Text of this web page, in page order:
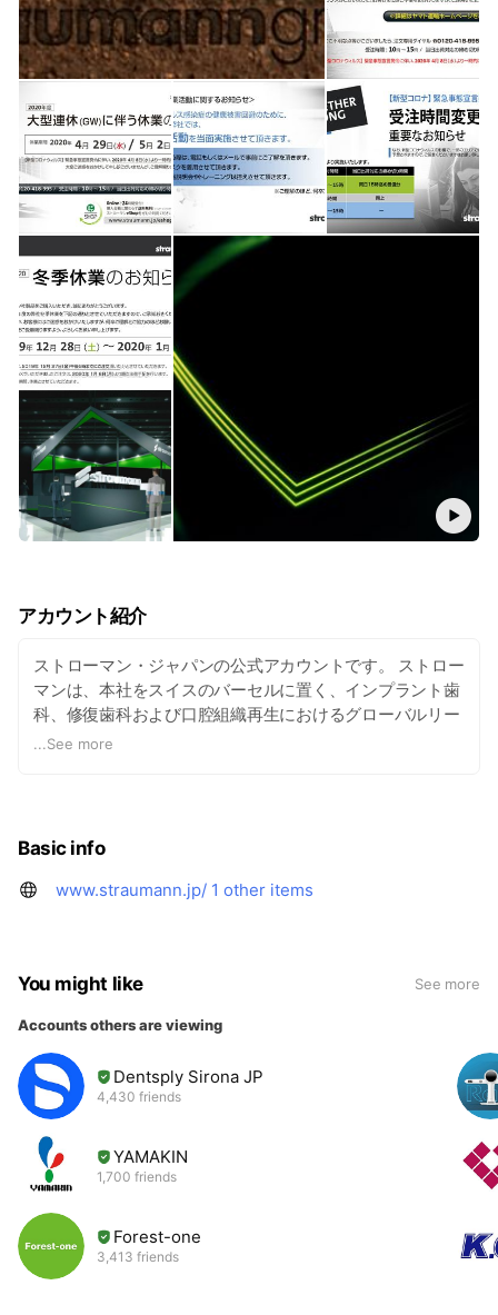
アカウント紹介
ストローマン・ジャパンの公式アカウントです。 ストロー
マンは、本社をスイスのバーセルに置く、インプラント歯
科、修復歯科および口腔組織再生におけるグローバルリー
ダーです。 世界100ヵ国以上で製品とサービスを展開して
...See more
Basic info
www.straumann.jp/ 1 other items
You might like See more
Accounts others are viewing
Dentsply Sirona JP
4,430 friends
YAMAKIN
1,700 friends
Forest-one
3,413 friends